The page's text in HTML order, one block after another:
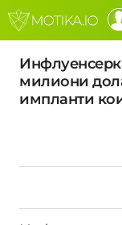
милиони
импланти